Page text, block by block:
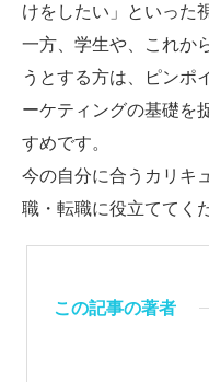
けをしたい」といった
一方、学生や、これか
うとする方は、ピンポ
ーケティングの基礎を
すめです。
今の自分に合うカリキ
職・転職に役立ててく
この記事の著者